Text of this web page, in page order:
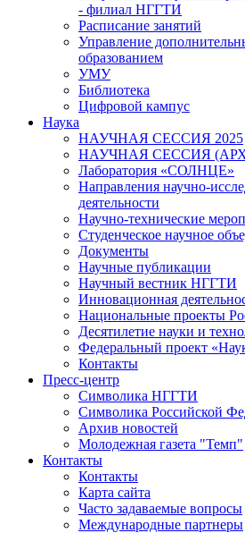
- филиал НГГТИ
Расписание занятий
Управление
образованием
УМУ
Библиотека
Цифровой кампус
Наука
НАУЧНАЯ СЕССИЯ 2025
НАУЧНАЯ СЕССИЯ
Лаборатория «СОЛНЦЕ»
Направления научно-
деятельности
Научно-технические
Студенческое научное
Документы
Научные публикации
Научный вестник НГГТИ
Инновационная
Национальные проекты
Десятилетие науки и
Федеральный проект
Контакты
Пресс-центр
Символика НГГТИ
Символика Российской
Архив новостей
Молодежная газета "Темп"
Контакты
Контакты
Карта сайта
Часто задаваемые вопросы
Международные партнеры